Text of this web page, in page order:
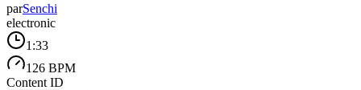
parSenchi
electronic
1:33
126 BPM
Content ID